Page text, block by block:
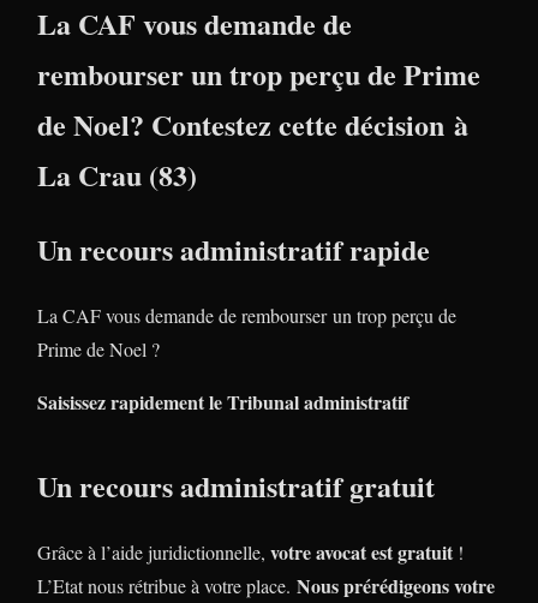
La CAF vous demande de
rembourser un trop perçu de Prime
de Noel? Contestez cette décision à
La Crau (83)
Un recours administratif rapide
La CAF vous demande de rembourser un trop perçu de
Prime de Noel ?
Saisissez rapidement le Tribunal administratif
Un recours administratif gratuit
Grâce à l’aide juridictionnelle, votre avocat est gratuit !
L’Etat nous rétribue à votre place. Nous prérédigeons votre